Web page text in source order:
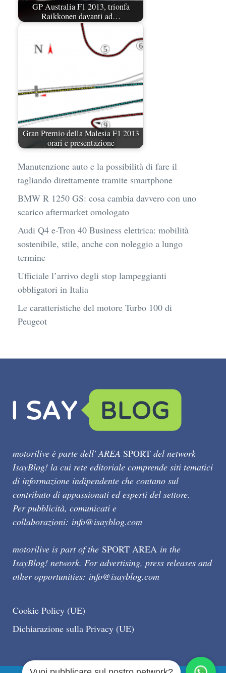
GP Australia F1 2013, trionfa
Raikkonen davanti ad…
Gran Premio della Malesia F1 2013
orari e presentazione
Manutenzione auto e la possibilità di fare il
tagliando direttamente tramite smartphone
BMW R 1250 GS: cosa cambia davvero con uno
scarico aftermarket omologato
Audi Q4 e-Tron 40 Business elettrica: mobilità
sostenibile, stile, anche con noleggio a lungo
termine
Ufficiale l’arrivo degli stop lampeggianti
obbligatori in Italia
Le caratteristiche del motore Turbo 100 di
Peugeot
motorilive è parte dell' AREA SPORT del network
IsayBlog! la cui rete editoriale comprende siti tematici
di informazione indipendente che contano sul
contributo di appassionati ed esperti del settore.
Per pubblicità, comunicati e
collaborazioni: info@isayblog.com
motorilive is part of the SPORT AREA in the
IsayBlog! network. For advertising, press releases and
other opportunities: info@isayblog.com
Cookie Policy (UE)
Dichiarazione sulla Privacy (UE)